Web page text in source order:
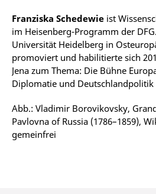
Franziska Schedewie ist
im Heisenberg-Programm der
Universität Heidelberg in
promoviert und habilitierte sich
Jena zum Thema: Die Bühne
Diplomatie und Deutschlandpolitik
Abb.: Vladimir Borovikovsky,
Pavlovna of Russia (1786–1859),
gemeinfrei